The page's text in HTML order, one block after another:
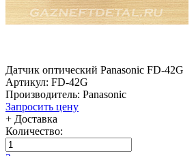
Датчик оптический Panasonic FD-42G
Артикул: FD-42G
Производитель: Panasonic
Запросить цену
+ Доставка
Количество: